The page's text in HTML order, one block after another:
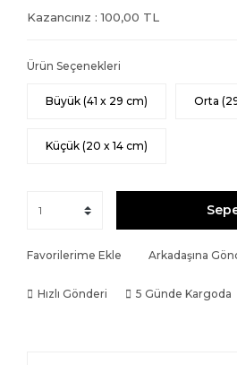
Kazancınız : 100,00 TL
Ürün Seçenekleri
Büyük (41 x 29 cm) Orta
Küçük (20 x 14 cm)
Favorilerime Ekle Arkadaşına
Hızlı Gönderi 5 Günde Kargoda